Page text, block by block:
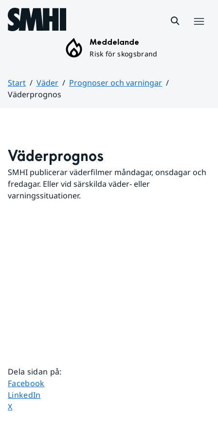
Hoppa till sidans innehåll
Meddelande
Risk för skogsbrand
Start Väder
Prognoser och varningar
Väderprognos
Väderprognos
SMHI publicerar väderfilmer måndagar, onsdagar och
fredagar. Eller vid särskilda väder- eller
varningssituationer.
Dela sidan på:
Dela sidan på
Facebook
Dela sidan på
LinkedIn
Dela sidan på
X